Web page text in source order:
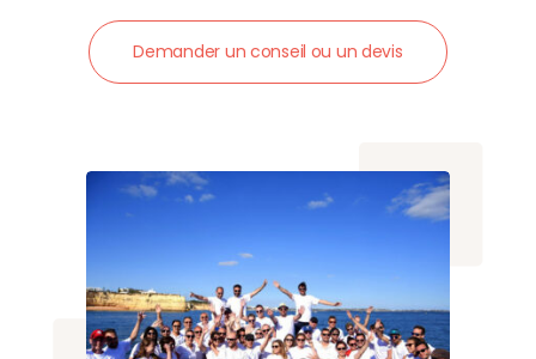
Demander un conseil ou un devis